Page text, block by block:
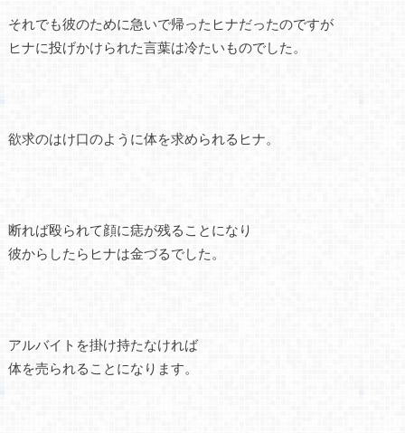
それでも彼のために急いで帰ったヒナだったのですが
ヒナに投げかけられた言葉は冷たいものでした。
欲求のはけ口のように体を求められるヒナ。
断れば殴られて顔に痣が残ることになり
彼からしたらヒナは金づるでした。
アルバイトを掛け持たなければ
体を売られることになります。